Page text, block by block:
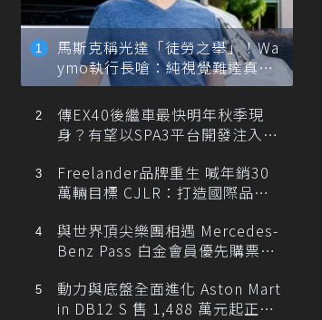
馬斯克稱光達「徒勞之舉」！Wa
ymo執行長嗆：純視覺難達真正
自動駕駛
傳EX40後繼車最快明年秋季現
身？有望以SPA3平台開發注入80
Freelander品牌重生 喊年銷30
萬輛目標 CJLR：打造國際品牌
與世界頂尖樂團相遇 Mercedes-
Benz Pass 白金會員優先購票維
動力與底盤全面進化 Aston Mart
in DB12 S 售 1,488 萬元起正式